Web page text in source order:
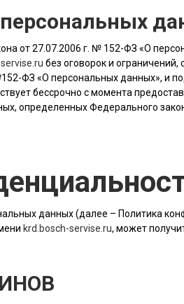
персональных
от 27.07.2006 г. № 152-ФЗ «О
без оговорок и
ФЗ «О персональных данных», и
бессрочно с момента
определенных Федерального
данных (далее – Политика
krd.bosch-servise.ru, может